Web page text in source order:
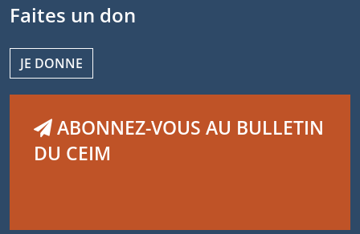
Faites un don
JE DONNE
ABONNEZ-VOUS AU BULLETIN
DU CEIM